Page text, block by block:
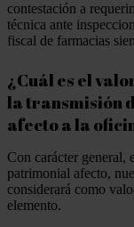
contestación a
técnica ante
fiscal de farmacias
¿Cuál es el
la transmisión
afecto a la
Con carácter general,
patrimonial afecto,
considerará como
elemento.